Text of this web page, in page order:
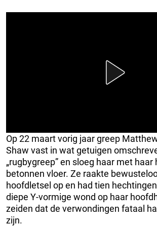
Op 22 maart vorig jaar greep
Shaw vast in wat getuigen
„rugbygreep” en sloeg haar met
betonnen vloer. Ze raakte
hoofdletsel op en had tien
diepe Y-vormige wond op haar
zeiden dat de verwondingen fataal
zijn.